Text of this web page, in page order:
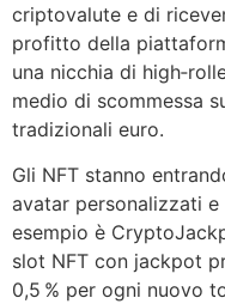
criptovalute e di
profitto della
una nicchia di
medio di scommessa
tradizionali euro.
Gli NFT stanno
avatar personalizzati
esempio è
slot NFT con jackpot
0,5 % per ogni nuovo